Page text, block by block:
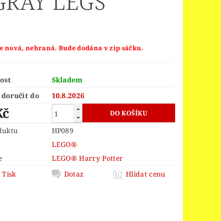
LEGO® JURSKÝ SVĚT
POWER FUNCTIONS
LEGO® SCULPTURES
CHAMPIONS
THINGS
ZELDA™
STORY 4
nová, nehraná. Bude dodána v zip sáčku.
Skladem
doručit do
10.8.2026
HP089
LEGO®
LEGO® Harry Potter
Tisk
Dotaz Hlídat cenu